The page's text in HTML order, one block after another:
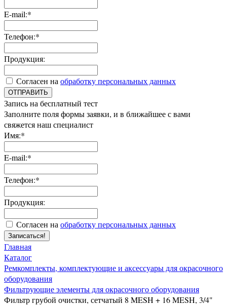
E-mail:*
Телефон:*
Продукция:
Согласен на обработку персональных данных
ОТПРАВИТЬ
Запись на бесплатный тест
Заполните поля формы заявки, и в ближайшее с вами
свяжется наш специалист
Имя:*
E-mail:*
Телефон:*
Продукция:
Согласен на обработку персональных данных
Записаться!
Главная
Каталог
Ремкомплекты, комплектующие и аксессуары для окрасочного
оборудования
Фильтрующие элементы для окрасочного оборудования
Фильтр грубой очистки, сетчатый 8 MESH + 16 MESH, 3/4"